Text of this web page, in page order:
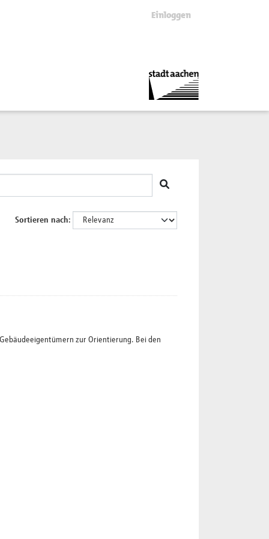
Einloggen
Sortieren nach
zur Orientierung. Bei den